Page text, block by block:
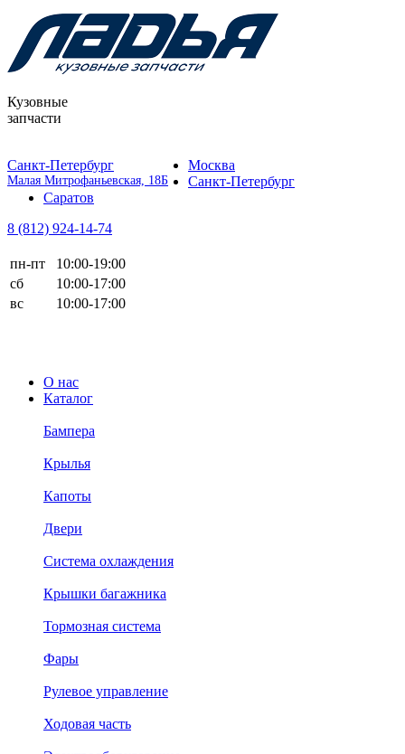
Кузовные
запчасти
Санкт-Петербург
Малая Митрофаньевская, 18Б
Москва
Санкт-Петербург
Саратов
8 (812) 924-14-74
пн-пт
10:00-19:00
сб
10:00-17:00
вс
10:00-17:00
О нас
Каталог
Бампера
Крылья
Капоты
Двери
Система охлаждения
Крышки багажника
Тормозная система
Фары
Рулевое управление
Ходовая часть